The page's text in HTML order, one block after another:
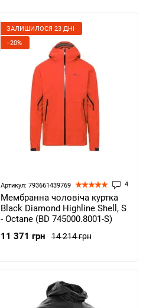
ЗАЛИШИЛОСЯ 23 ДНІ
−20%
Артикул: 793661439769 4
Мембранна чоловіча куртка
Black Diamond Highline Shell, S
- Octane (BD 745000.8001-S)
14 214 грн
11 371 грн